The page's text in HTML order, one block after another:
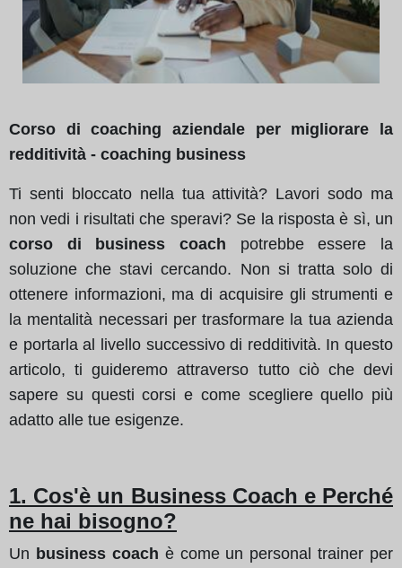
Corso di coaching aziendale per migliorare la
redditività - coaching business
Ti senti bloccato nella tua attività? Lavori sodo ma
non vedi i risultati che speravi? Se la risposta è sì, un
corso di business coach potrebbe essere la
soluzione che stavi cercando. Non si tratta solo di
ottenere informazioni, ma di acquisire gli strumenti e
la mentalità necessari per trasformare la tua azienda
e portarla al livello successivo di redditività. In questo
articolo, ti guideremo attraverso tutto ciò che devi
sapere su questi corsi e come scegliere quello più
adatto alle tue esigenze.
1. Cos'è un Business Coach e Perché
ne hai bisogno?
Un business coach è come un personal trainer per